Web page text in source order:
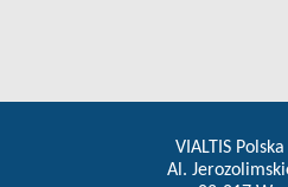
VIALTIS
Al.